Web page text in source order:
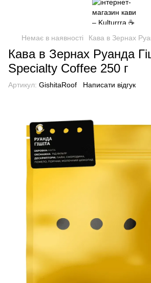
Немає в наявності Кава в Зернах
Кава в Зернах Руанда
Specialty Coffee 250 г
Артикул: GishitaRoof Написати відгук